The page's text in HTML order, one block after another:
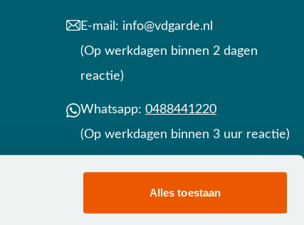
Alles toestaan
E-mail: info@vdgarde.nl
(Op werkdagen binnen 2 dagen
reactie)
Whatsapp: 0488441220
(Op werkdagen binnen 3 uur reactie)